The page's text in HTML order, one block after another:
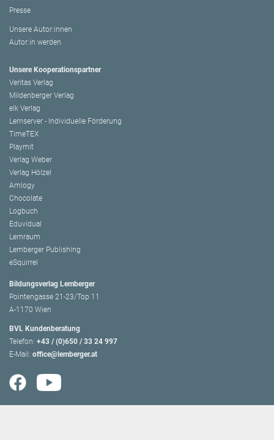
Presse
Unsere Autor:innen
Autor:in werden
Unsere Kooperationspartner
Veritas Verlag
Mildenberger Verlag
elk Verlag
Lernserver - Individuelle Förderung
TimeTEX
Playmit
Verlag Weber
Verlag Hölzel
Amlogy
Chocolate
Logbuch
Eduvidual
Lernraum
Lemberger Publishing
eSquirrel
Bildungsverlag Lemberger
Pointengasse 21-23/Top 11
A-1170 Wien
BVL Kundenberatung
Telefon: +43 / (0)650 / 33 24 997
E-Mail: office@lemberger.at